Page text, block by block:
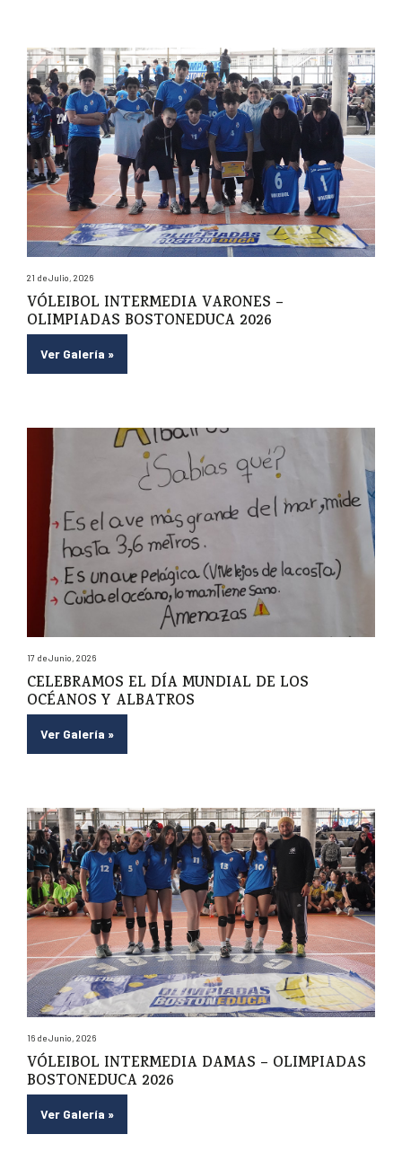
21 de Julio, 2026
VÓLEIBOL INTERMEDIA VARONES –
OLIMPIADAS BOSTONEDUCA 2026
Ver Galería »
17 de Junio, 2026
CELEBRAMOS EL DÍA MUNDIAL DE LOS
OCÉANOS Y ALBATROS
Ver Galería »
16 de Junio, 2026
VÓLEIBOL INTERMEDIA DAMAS – OLIMPIADAS
BOSTONEDUCA 2026
Ver Galería »